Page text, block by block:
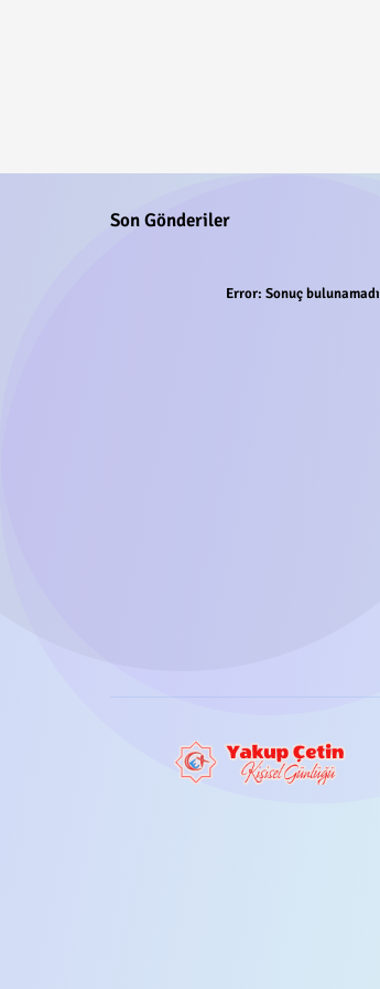
Son Gönderiler
Error: Sonuç bulunamadı